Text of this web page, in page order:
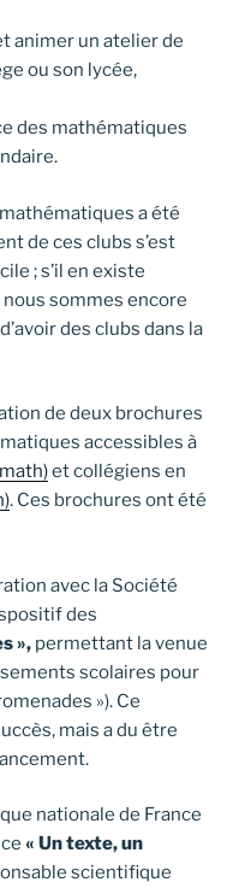
animer un atelier de
ou son lycée,
des mathématiques
a été
de ces clubs s’est
; s’il en existe
sommes encore
des clubs dans la
de deux brochures
accessibles à
et collégiens en
. Ces brochures ont été
avec la Société
des
», permettant la venue
scolaires pour
»). Ce
mais a du être
nationale de France
« Un texte, un
scientifique